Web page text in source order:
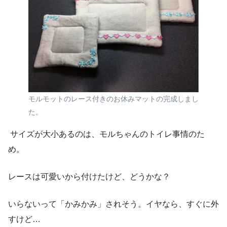
モルモットのレース付きのお休みマットの完成しまし
た。
サイズが大小あるのは、モルちゃんのトイレ事情のた
め。
レースは可愛いから付けたけど、どうかな？
いらないって「かみかみ」されそう。イヤなら、すぐに外
すけど…